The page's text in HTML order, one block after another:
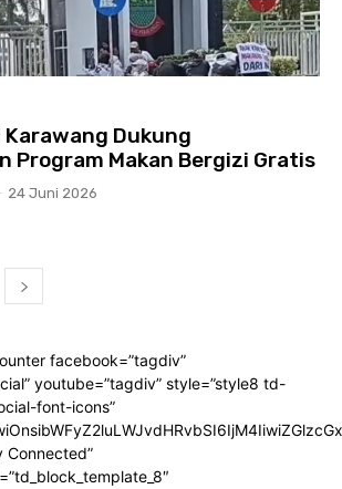
Karawang Dukung
Program Makan Bergizi Gratis
24 Juni 2026
facebook=”tagdiv”
youtube=”tagdiv” style=”style8 td-
font-icons”
Connected”